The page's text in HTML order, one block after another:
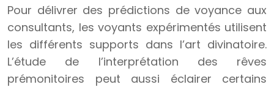
Pour délivrer des prédictions de voyance aux
consultants, les voyants expérimentés utilisent
les différents supports dans l’art divinatoire.
L’étude de l’interprétation des rêves
prémonitoires peut aussi éclairer certains